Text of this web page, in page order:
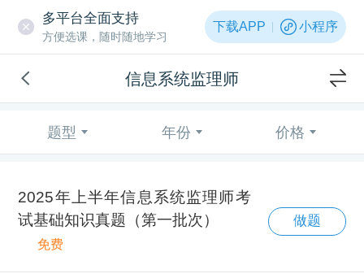
多平台全面支持
方便选课，随时随地学习
下载APP 小程序
信息系统监理师
题型 年份 价格
2025年上半年信息系统监理师考
试基础知识真题（第一批次）
免费
做题